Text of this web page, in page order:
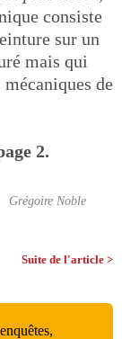
consiste
sur un
mais qui
de
2.
Grégoire Noble
Suite de l'article >